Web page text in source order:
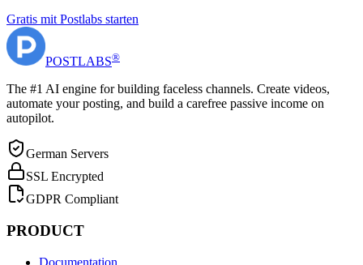
Gratis mit Postlabs starten
POSTLABS®
The #1 AI engine for building faceless channels. Create videos,
automate your posting, and build a carefree passive income on
autopilot.
German Servers
SSL Encrypted
GDPR Compliant
PRODUCT
Documentation